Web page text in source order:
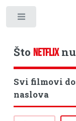
Što NETFLIX
Svi filmovi
naslova